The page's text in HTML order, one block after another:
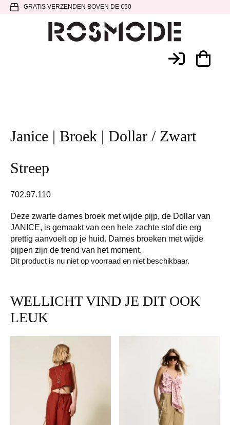
Spring
hoofdnavigatie
Door
SpringGRATIS VERZENDEN BOVEN DE €50
Janice | Broek | Dollar / Zwart
Streep
702.97.110
Deze zwarte dames broek met wijde pijp, de Dollar van
JANICE, is gemaakt van een hele zachte stof die erg
prettig aanvoelt op je huid. Dames broeken met wijde
pijpen zijn de trend van het moment.
Dit product is nu niet op voorraad en niet beschikbaar.
WELLICHT VIND JE DIT OOK
LEUK